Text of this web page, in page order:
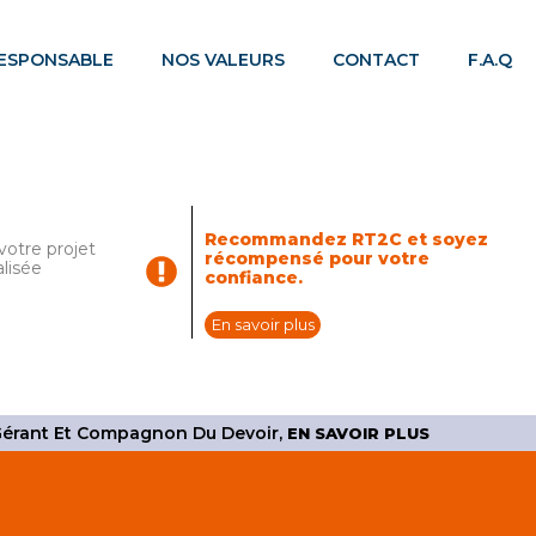
NOS VALEURS CONTACT F.A.Q
projet
Recommandez RT2C et soyez
récompensé pour votre
confiance.
En savoir plus
Et Compagnon Du Devoir, EN SAVOIR PLUS